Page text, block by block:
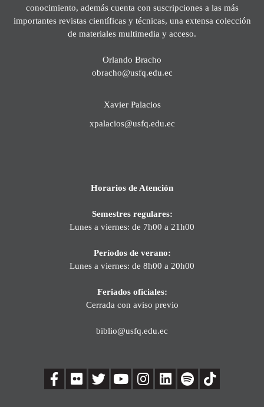
conocimiento, además cuenta con suscripciones a las más
importantes revistas científicas y técnicas, una extensa colección
de materiales multimedia y acceso.
Orlando Bracho
obracho@usfq.edu.ec
Xavier Palacios
xpalacios@usfq.edu.ec
Horarios de Atención
Semestres regulares:
Lunes a viernes: de 7h00 a 21h00
Períodos de verano:
Lunes a viernes: de 8h00 a 20h00
Feriados oficiales:
Cerrada con aviso previo
biblio@usfq.edu.ec